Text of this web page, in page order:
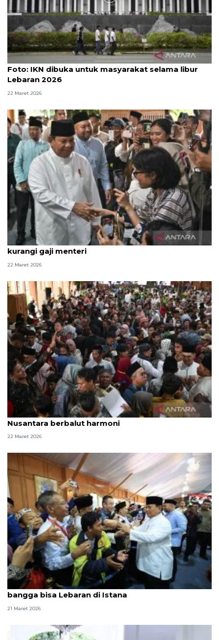
Foto
Foto: IKN dibuka untuk masyarakat selama libur
Lebaran 2026
22 Maret 2026
Politik kemarin, open house Istana hingga wacana
kurangi gaji menteri
22 Maret 2026
Wajah kemenangan: Saat istana terbuka dan
Nusantara berbalut harmoni
22 Maret 2026
Ikut "open house", sejumlah pengemudi ojol
bangga bisa Lebaran di Istana
21 Maret 2026